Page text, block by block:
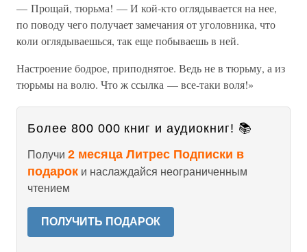
— Прощай, тюрьма! — И кой-кто оглядывается на нее,
по поводу чего получает замечания от уголовника, что
коли оглядываешься, так еще побываешь в ней.
Настроение бодрое, приподнятое. Ведь не в тюрьму, а из
тюрьмы на волю. Что ж ссылка — все-таки воля!»
Более 800 000 книг и аудиокниг! 📚
Получи 2 месяца Литрес Подписки в
подарок и наслаждайся неограниченным
чтением
ПОЛУЧИТЬ ПОДАРОК